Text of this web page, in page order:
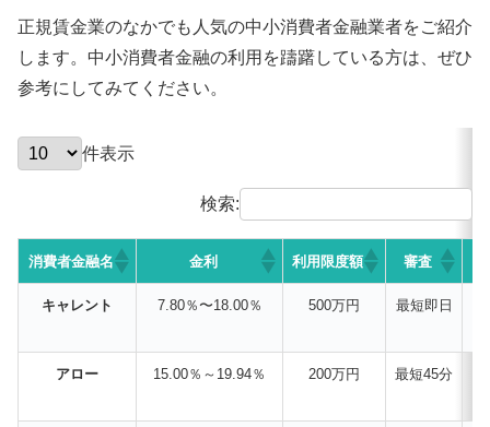
正規賃金業のなかでも人気の中小消費者金融業者をご紹介
します。中小消費者金融の利用を躊躇している方は、ぜひ
参考にしてみてください。
件表示
検索:
消費者金融名 金利 利用限度額 審査
キャレント 7.80％〜18.00％ 500万円 最短即日
アロー 15.00％～19.94％ 200万円 最短45分